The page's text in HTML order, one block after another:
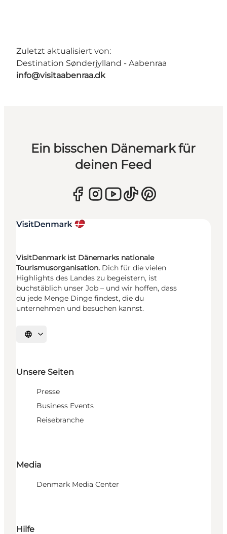
Zuletzt aktualisiert von:
Destination Sønderjylland - Aabenraa
info@visitaabenraa.dk
Ein bisschen Dänemark für
deinen Feed
VisitDenmark ist Dänemarks nationale
Tourismusorganisation. Dich für die vielen
Highlights des Landes zu begeistern, ist
buchstäblich unser Job – und wir hoffen, dass
du jede Menge Dinge findest, die du
unternehmen und besuchen kannst.
Sprache auswählen
Unsere Seiten
Presse
Business Events
Reisebranche
Media
Denmark Media Center
Hilfe